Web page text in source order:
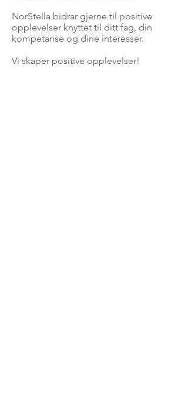
NorStella bidrar gjerne til positive
opplevelser knyttet til ditt fag, din
kompetanse og dine interesser.
Vi skaper positive opplevelser!